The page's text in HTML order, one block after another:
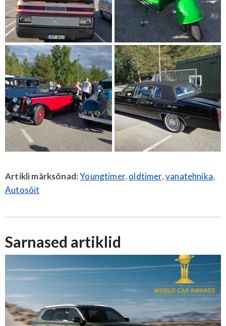
Artikli märksõnad:Youngtimer, oldtimer,vanatehnika,
Autosõit
Sarnased artiklid